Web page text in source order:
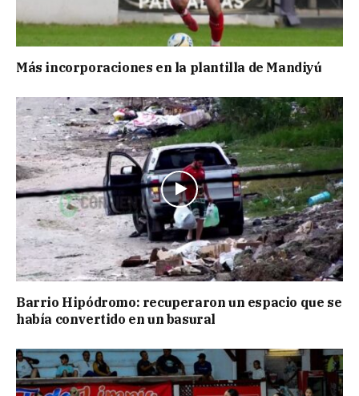
Más incorporaciones en la plantilla de Mandiyú
Barrio Hipódromo: recuperaron un espacio que se
había convertido en un basural